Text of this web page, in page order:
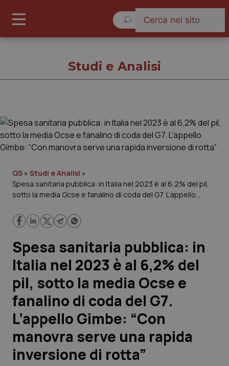
Cronache
Governo e Parlamento
Regioni e Asl
Lavoro e Professioni
Scienza e Farmaci
Studi e Analisi
Lettere al direttore
Edizioni Regionali
QS Pro
Studi e Analisi
QS » Studi e Analisi »
Spesa sanitaria pubblica: in Italia nel 2023 è al 6,2% del pil,
sotto la media Ocse e fanalino di coda del G7. L’appello
Spesa sanitaria pubblica: in
Italia nel 2023 è al 6,2% del
pil, sotto la media Ocse e
fanalino di coda del G7.
L’appello Gimbe: “Con
manovra serve una rapida
inversione di rotta”